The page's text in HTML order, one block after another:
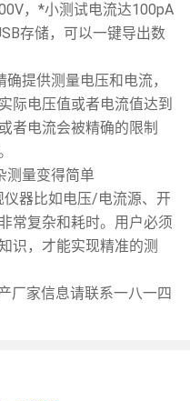
，*小测试电流达100pA
存储，可以一键导出数
提供测量电压和电流，
际电压值或者电流值达到
者电流会被精确的限制
测量变得简单
器比如电压/电流源、开
常复杂和耗时。用户必须
识，才能实现精准的测
厂家信息请联系一八一四